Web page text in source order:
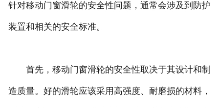
针对移动门窗滑轮的安全性问题，通常会涉及到防护
装置和相关的安全标准。
首先，移动门窗滑轮的安全性取决于其设计和制
造质量。好的滑轮应该采用高强度、耐磨损的材料，